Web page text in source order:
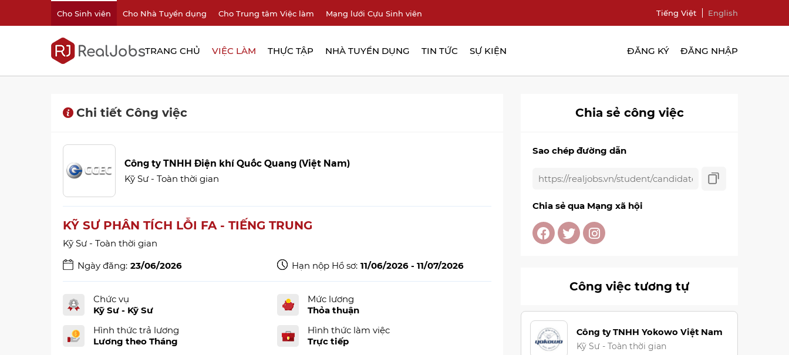
Cho Sinh viên Cho Nhà Tuyển dụng Cho Trung tâm Việc làm Mạng lưới Cựu Sinh viên Tiếng Việt English
TRANG CHỦ VIỆC LÀM THỰC TẬP NHÀ TUYỂN DỤNG TIN TỨC SỰ KIỆN ĐĂNG KÝ ĐĂNG NHẬP
Chi tiết Công việc
Công ty TNHH Điện khí Quốc Quang (Việt Nam)
Kỹ Sư - Toàn thời gian
KỸ SƯ PHÂN TÍCH LỖI FA - TIẾNG TRUNG
Kỹ Sư - Toàn thời gian
Ngày đăng: 23/06/2026 Hạn nộp Hồ sơ: 11/06/2026 - 11/07/2026
Chức vụ
Kỹ Sư - Kỹ Sư
Mức lương
Thỏa thuận
Hình thức trả lương
Lương theo Tháng
Hình thức làm việc
Trực tiếp
Chia sẻ công việc
Sao chép đường dẫn
Chia sẻ qua Mạng xã hội
Công việc tương tự
Công ty TNHH Yokowo Việt Nam
Kỹ Sư - Toàn thời gian